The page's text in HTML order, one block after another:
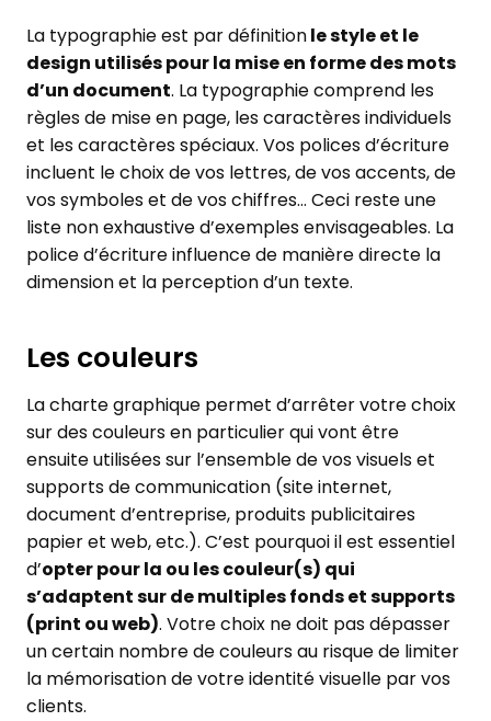
La typographie est par définitionle style et le
design utilisés pour la mise en forme des mots
d’un document. La typographie comprend les
règles de mise en page, les caractères individuels
et les caractères spéciaux. Vos polices d’écriture
incluent le choix de vos lettres, de vos accents, de
vos symboles et de vos chiffres… Ceci reste une
liste non exhaustive d’exemples envisageables. La
police d’écriture influence de manière directe la
dimension et la perception d’un texte.
Les couleurs
La charte graphique permet d’arrêter votre choix
sur des couleurs en particulier qui vont être
ensuite utilisées sur l’ensemble de vos visuels et
supports de communication (site internet,
document d’entreprise, produits publicitaires
papier et web, etc.). C’est pourquoi il est essentiel
d’opter pour la ou les couleur(s) qui
s’adaptent sur de multiples fonds et supports
(print ou web). Votre choix ne doit pas dépasser
un certain nombre de couleurs au risque de limiter
la mémorisation de votre identité visuelle par vos
clients.